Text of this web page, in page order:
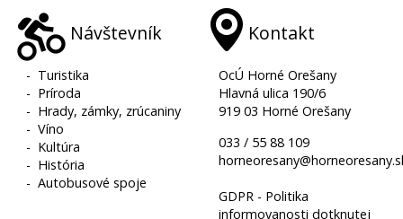
Návštevník
- Turistika
- Príroda
- Hrady, zámky, zrúcaniny
-Víno
- Kultúra
- História
-Autobusové spoje
Kontakt
OcÚ Horné Orešany
Hlavná ulica 190/6
919 03 Horné Orešany
033 / 55 88 109
GDPR - Politika
informovanosti dotknutej